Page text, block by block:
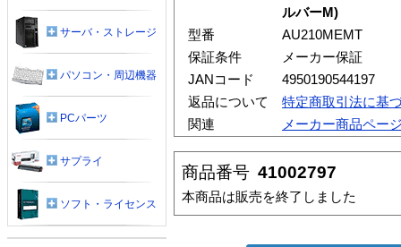
ルバーM)
型番
AU210MEMT
保証条件
メーカー保証
JANコード
4950190544197
返品について
特定商取引法に基
関連
メーカー商品ペー
商品番号 41002797
本商品は販売を終了しました
サーバ・ストレージ
パソコン・周辺機器
PCパーツ
サプライ
ソフト・ライセンス